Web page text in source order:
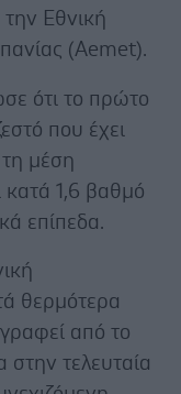
Εθνική
(Aemet).
ότι το πρώτο
που έχει
μέση
1,6 βαθμό
επίπεδα.
θερμότερα
από το
τελευταία